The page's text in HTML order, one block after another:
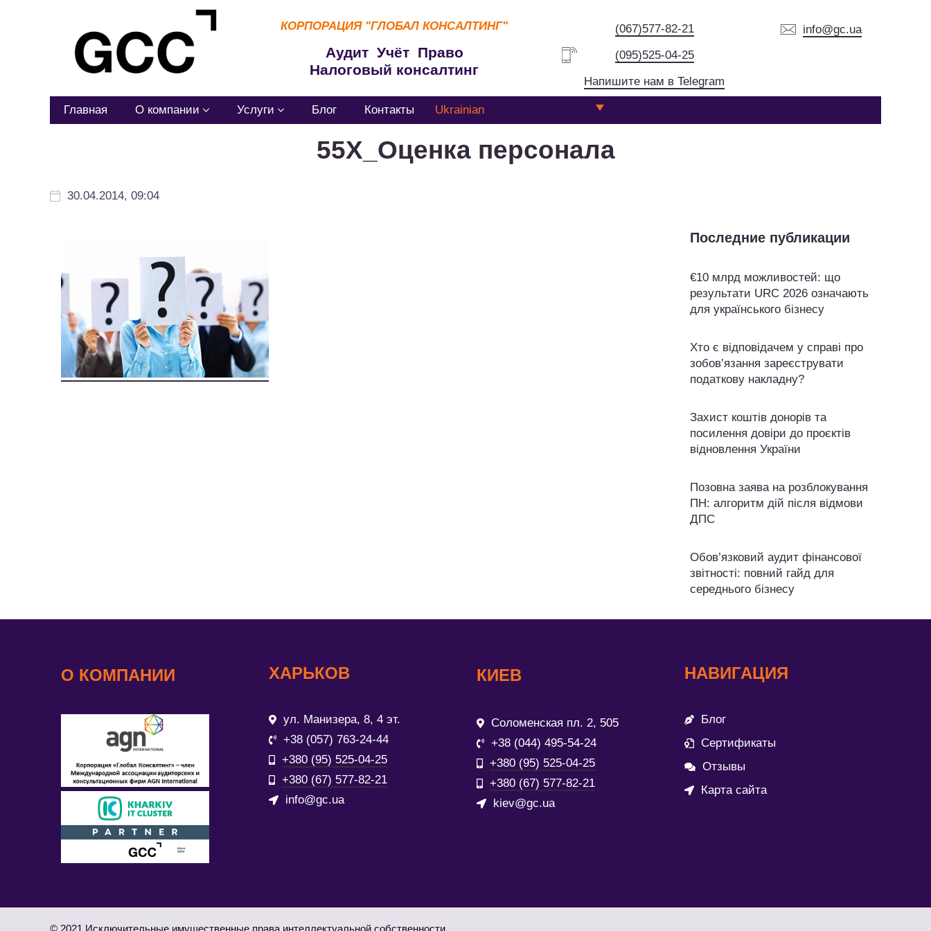
КОРПОРАЦИЯ "ГЛОБАЛ КОНСАЛТИНГ"
Аудит Учёт Право
Налоговый консалтинг
(067)577-82-21
(095)525-04-25
Напишите нам в Telegram
info@gc.ua
Главная О компании Услуги Блог Контакты Ukrainian
55Х_Оценка персонала
30.04.2014, 09:04
Последние публикации
€10 млрд можливостей: що
результати URC 2026 означають
для українського бізнесу
Хто є відповідачем у справі про
зобов’язання зареєструвати
податкову накладну?
Захист коштів донорів та
посилення довіри до проєктів
відновлення України
Позовна заява на розблокування
ПН: алгоритм дій після відмови
ДПС
Обов’язковий аудит фінансової
звітності: повний гайд для
середнього бізнесу
О КОМПАНИИ ХАРЬКОВ
ул. Манизера, 8, 4 эт.
+38 (057) 763-24-44
+380 (95) 525-04-25
+380 (67) 577-82-21
info@gc.ua
КИЕВ
Соломенская пл. 2, 505
+38 (044) 495-54-24
+380 (95) 525-04-25
+380 (67) 577-82-21
kiev@gc.ua
НАВИГАЦИЯ
Блог
Сертификаты
Отзывы
Карта сайта